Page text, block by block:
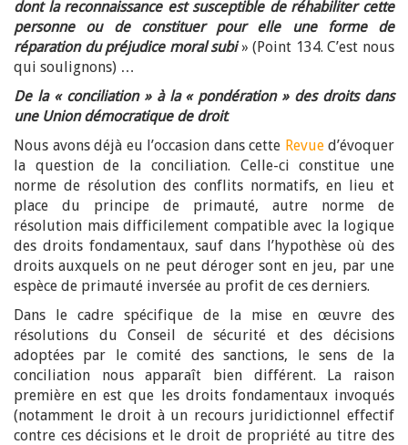
dont la reconnaissance est susceptible de réhabiliter cette
personne ou de constituer pour elle une forme de
réparation du préjudice moral subi» (Point 134. C’est nous
qui soulignons) …
De la « conciliation » à la « pondération » des droits dans
une Union démocratique de droit.
Nous avons déjà eu l’occasion dans cette Revued’évoquer
la question de la conciliation. Celle-ci constitue une
norme de résolution des conflits normatifs, en lieu et
place du principe de primauté, autre norme de
résolution mais difficilement compatible avec la logique
des droits fondamentaux, sauf dans l’hypothèse où des
droits auxquels on ne peut déroger sont en jeu, par une
espèce de primauté inversée au profit de ces derniers.
Dans le cadre spécifique de la mise en œuvre des
résolutions du Conseil de sécurité et des décisions
adoptées par le comité des sanctions, le sens de la
conciliation nous apparaît bien différent. La raison
première en est que les droits fondamentaux invoqués
(notamment le droit à un recours juridictionnel effectif
contre ces décisions et le droit de propriété au titre des